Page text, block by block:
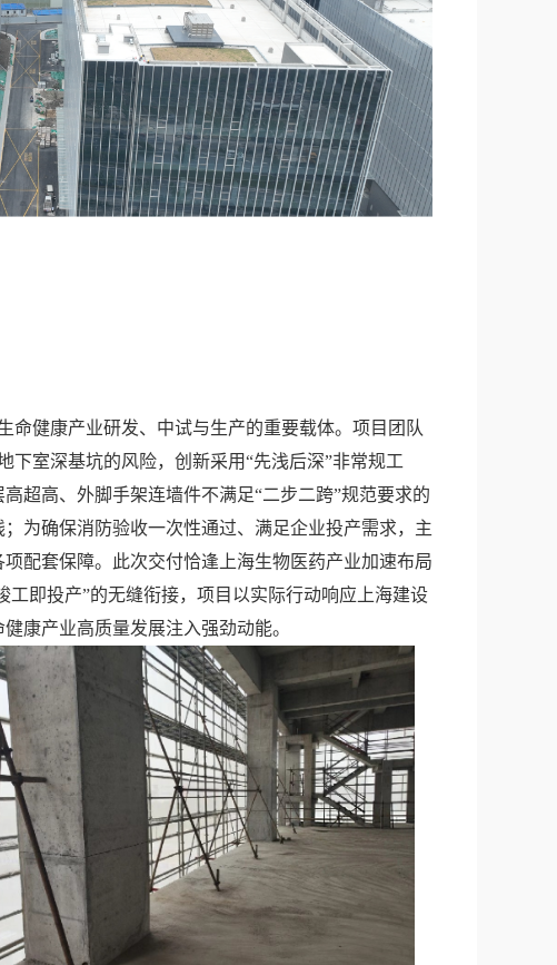
健康产业研发、中试与生产的重要载体。项目团队
下室深基坑的风险，创新采用“先浅后深”非常规工
超高、外脚手架连墙件不满足“二步二跨”规范要求的
为确保消防验收一次性通过、满足企业投产需求，主
配套保障。此次交付恰逢上海生物医药产业加速布局
工即投产”的无缝衔接，项目以实际行动响应上海建设
康产业高质量发展注入强劲动能。